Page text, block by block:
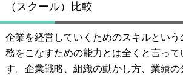
（スクール）比較
企業を経営していくためのスキルという
務をこなすための能力とは全くと言って
す。企業戦略、組織の動かし方、業績